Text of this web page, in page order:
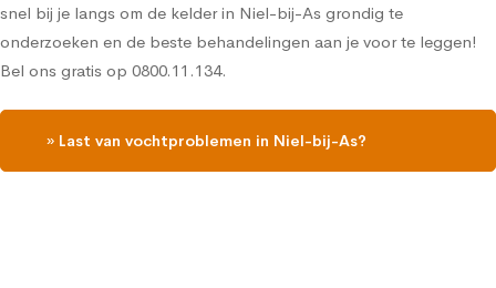
snel bij je langs om de kelder in Niel-bij-As grondig te
onderzoeken en de beste behandelingen aan je voor te leggen!
Bel ons gratis op 0800.11.134.
» Last van vochtproblemen in Niel-bij-As?